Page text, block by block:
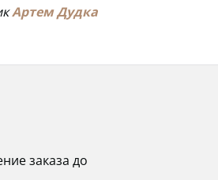
Артем Дудка
заказа до